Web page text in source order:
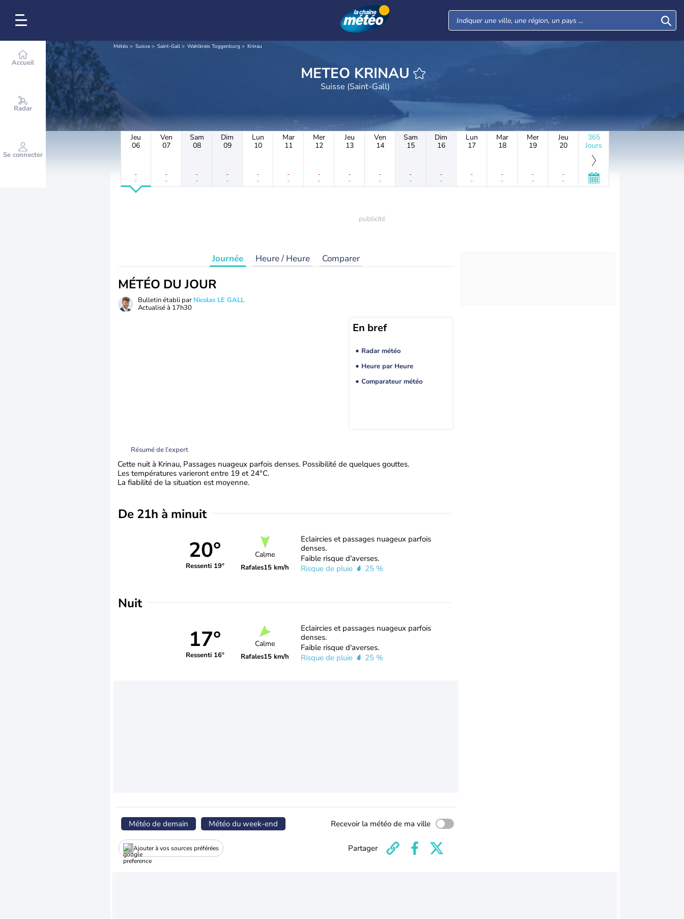
Accueil
Radar
Se connecter
Météo Suisse Saint-Gall Wahlkreis Toggenburg Krinau
METEO KRINAU
Suisse (Saint-Gall)
Jeu
06
-
-
Ven
07
-
-
Sam
08
-
-
Dim
09
-
-
Lun
10
-
-
Mar
11
-
-
Mer
12
-
-
Jeu
13
-
-
Ven
14
-
-
Sam
15
-
-
Dim
16
-
-
Lun
17
-
-
Mar
18
-
-
Mer
19
-
-
Jeu
20
-
-
365
Jours
Journée Heure / Heure Comparer
MÉTÉO DU JOUR
Bulletin établi par Nicolas LE GALL
Actualisé à 17h30
En bref
Radar météo
Heure par Heure
Comparateur météo
Résumé de l’expert
Cette nuit à Krinau, Passages nuageux parfois denses. Possibilité de quelques gouttes.
Les températures varieront entre 19 et 24°C.
La fiabilité de la situation est moyenne.
De 21h à minuit
20°
Ressenti 19°
Calme
Rafales15 km/h
Eclaircies et passages nuageux parfois
denses.
Faible risque d'averses.
Risque de pluie
25 %
Nuit
17°
Ressenti 16°
Calme
Rafales15 km/h
Eclaircies et passages nuageux parfois
denses.
Faible risque d'averses.
Risque de pluie
25 %
Météo de demain Météo du week-end Recevoir la météo de ma ville
Ajouter à vos sources préférées Partager